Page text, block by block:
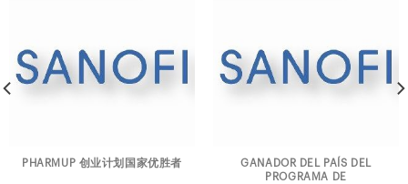
PHARMUP 创业计划国家优胜者
GANADOR DEL PAÍS DEL
PROGRAMA DE